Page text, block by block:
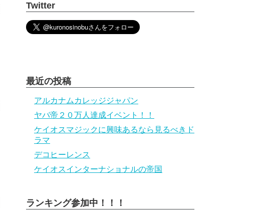
Twitter
最近の投稿
アルカナムカレッジジャパン
ヤバ帝２０万人達成イベント！！
ケイオスマジックに興味あるなら見るべきド
ラマ
デコヒーレンス
ケイオスインターナショナルの帝国
ランキング参加中！！！